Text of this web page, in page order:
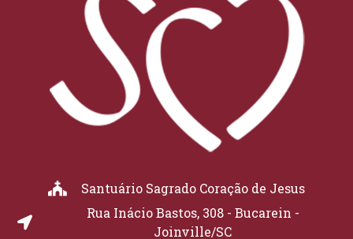
Santuário Sagrado Coração de Jesus
Rua Inácio Bastos, 308 - Bucarein -
Joinville/SC